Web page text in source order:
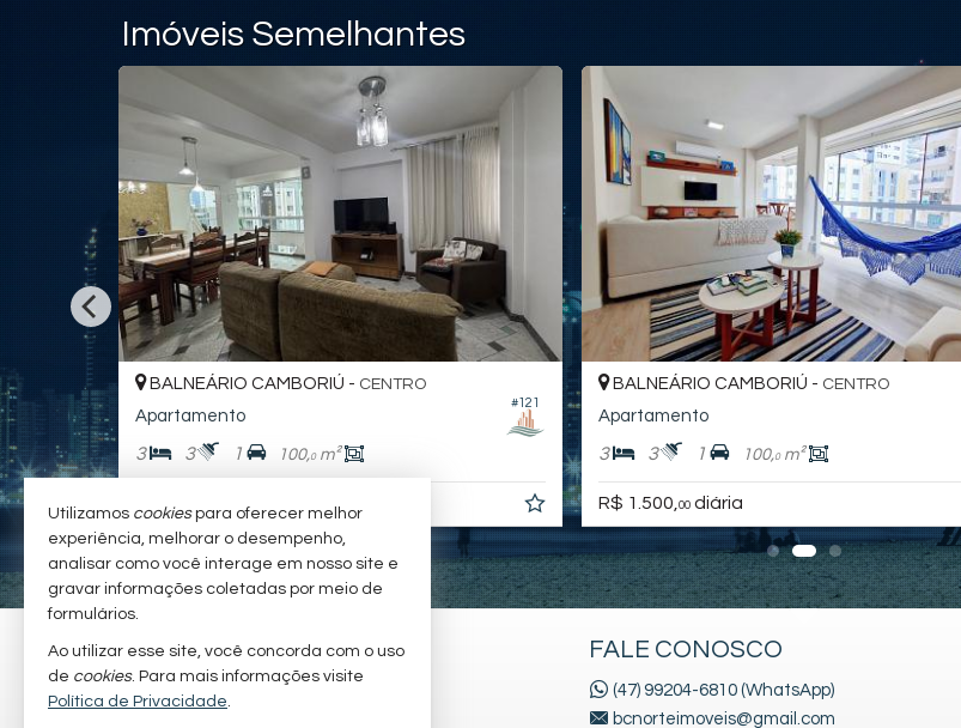
Imóveis Semelhantes
#007 #121
BALNEÁRIO CAMBORIÚ - CENTRO
Apartamento
3 3 1 100,0m²
R$ 1.500, diária
BALNEÁRIO CAMBORIÚ - CENTRO
Apartamento
3 3 1 100,0m²
R$ 1.500,00 diária
BC NORTE IMÓVEIS
Rua 1021, 46, sala 01
FALE CONOSCO
(47) 99204-6810 (WhatsApp)
bcnorteimoveis@gmail.com
Utilizamos cookiespara oferecer melhor
experiência, melhorar o desempenho,
analisar como você interage em nosso site e
gravar informações coletadas por meio de
formulários.
Ao utilizar esse site, você concorda com o uso
de cookies. Para mais informações visite
Política de Privacidade.